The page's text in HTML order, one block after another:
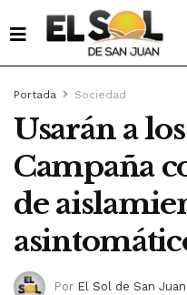
Portada Sociedad
Usarán a
Campaña
de
Por El Sol de San Juan